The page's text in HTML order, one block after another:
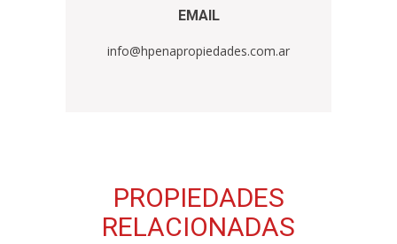
EMA​IL
info@hpenapropiedades.com.ar
PROPIEDADES
RELACIONADAS